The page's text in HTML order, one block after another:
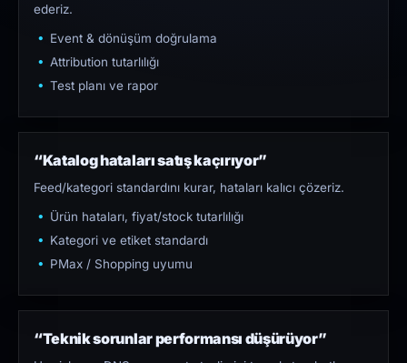
ederiz.
Event & dönüşüm doğrulama
Attribution tutarlılığı
Test planı ve rapor
“Katalog hataları satış kaçırıyor”
Feed/kategori standardını kurar, hataları kalıcı çözeriz.
Ürün hataları, fiyat/stock tutarlılığı
Kategori ve etiket standardı
PMax / Shopping uyumu
“Teknik sorunlar performansı düşürüyor”